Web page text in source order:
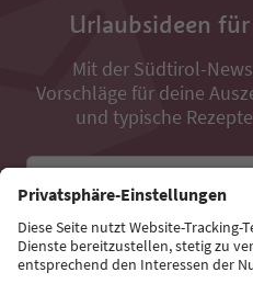
Urlaubsideen
Mit der Südtirol-
Vorschläge für deine
und typische
Jetzt